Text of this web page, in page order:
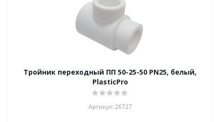
Тройник переходный ПП 50-25-50 PN25, белый,
PlasticPro
Артикул: 26727